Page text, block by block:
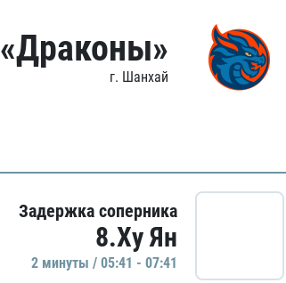
«Драконы»
г. Шанхай
Задержка соперника
8.Ху Ян
2 минуты / 05:41 - 07:41